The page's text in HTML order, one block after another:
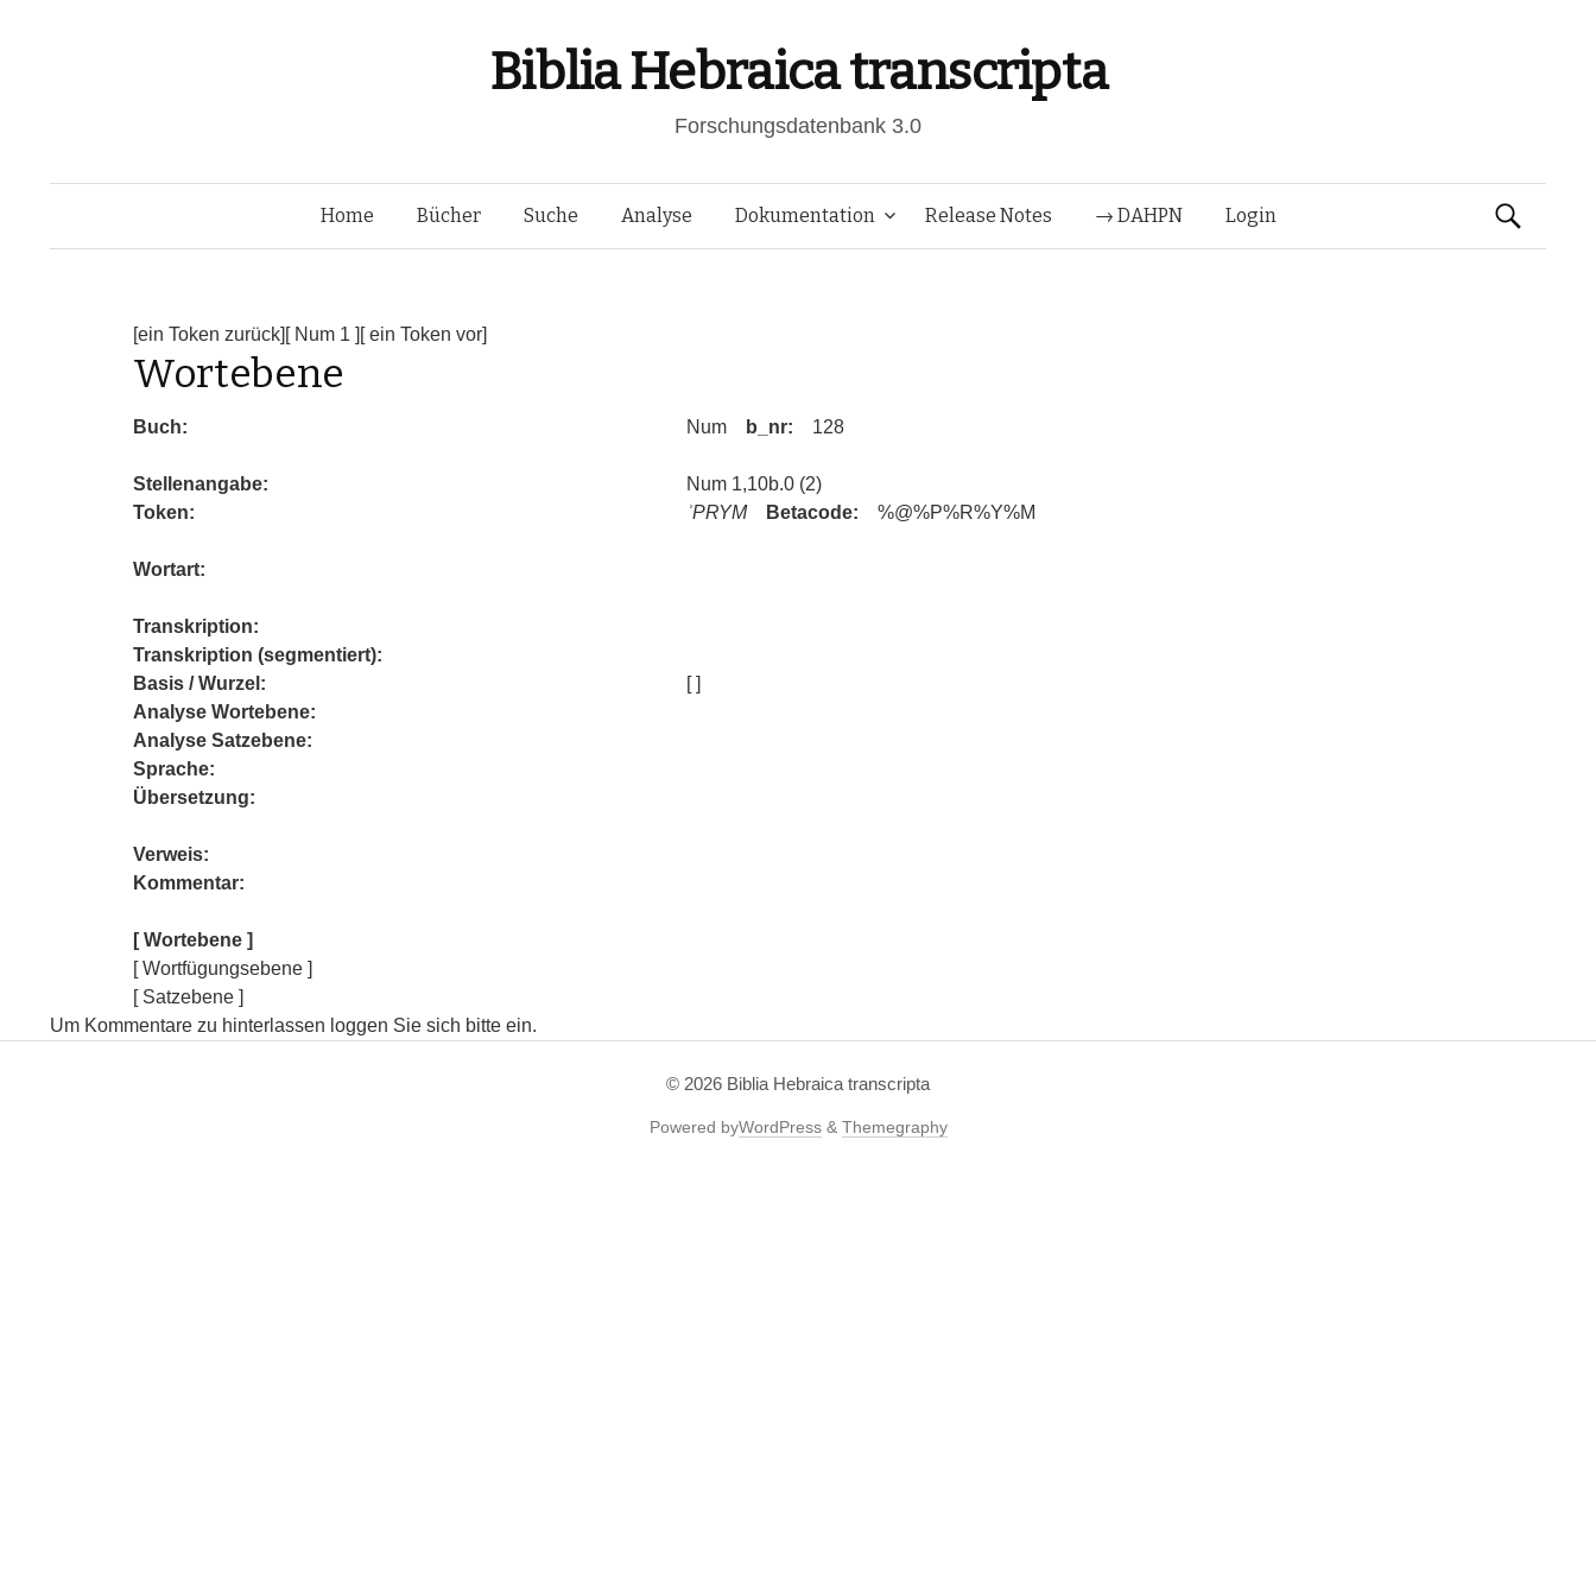
Biblia Hebraica transcripta
Forschungsdatenbank 3.0
Springe
Home Bücher Suche Analyse Dokumentation Release Notes → DAHPN Login Suchen
[ein Token zurück] [ Num 1 ] [ ein Token vor]
Wortebene
Buch: Num b_nr: 128
Stellenangabe:
Num 1,10b.0 (2)
Token:
ʾPRYM Betacode: %@%P%R%Y%M
Wortart:
Transkription:
Transkription (segmentiert):
Basis / Wurzel:
[ ]
Analyse Wortebene:
Analyse Satzebene:
Sprache:
Übersetzung:
Verweis:
Kommentar:
[ Wortebene ]
[ Wortfügungsebene ]
[ Satzebene ]
Um Kommentare zu hinterlassen loggen Sie sich bitte ein.
© 2026 Biblia Hebraica transcripta
Powered byWordPress& Themegraphy